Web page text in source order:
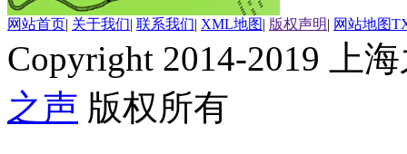
网站首页| 关于我们| 联系我们| XML地图| 版权声明| 网站地图
Copyright 2014-2019 上
之声 版权所有